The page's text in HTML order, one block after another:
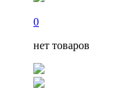
0
нет товаров